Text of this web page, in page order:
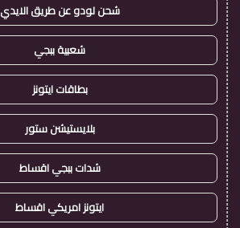
شحن لودو عن طريق الايدي
شعبية ببجي
بطاقات ايتونز
بلايستيشن ستور
شدات ببجي اقساط
ايتونز امريكي اقساط